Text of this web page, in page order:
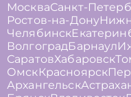
МоскваСанкт-
Ростов-на-Дону
Челябинск
ВолгоградБарнаул
СаратовХабаровск
ОмскКрасноярск
Архангельск